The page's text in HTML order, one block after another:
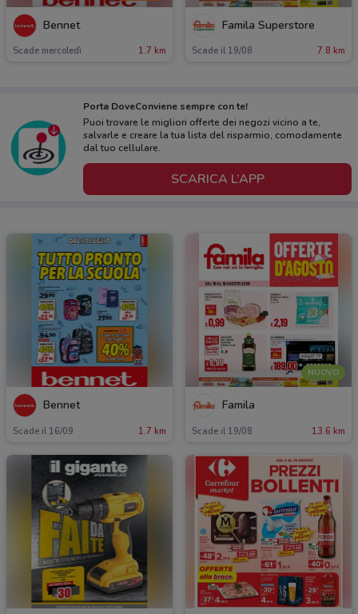
Bennet
Scade mercoledì 1.7 km
Famila Superstore
Scade il 19/08 7.8 km
Porta DoveConviene sempre con te!
Puoi trovare le migliori offerte dei negozi vicino a te,
salvarle e creare la tua lista del risparmio, comodamente
dal tuo cellulare.
SCARICA L’APP
Bennet
Scade il 16/09 1.7 km
NUOVO
Famila
Scade il 19/08 13.6 km